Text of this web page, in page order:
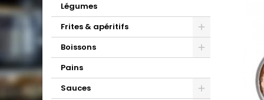
Légumes
Frites & apéritifs
Boissons
Pains
Sauces